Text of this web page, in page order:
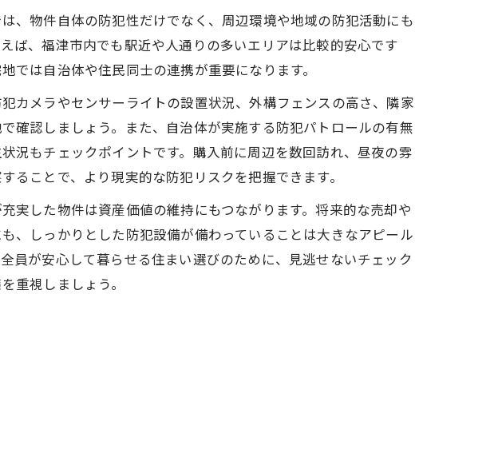
、物件自体の防犯性だけでなく、周辺環境や地域の防犯活動にも
ば、福津市内でも駅近や人通りの多いエリアは比較的安心です
では自治体や住民同士の連携が重要になります。
カメラやセンサーライトの設置状況、外構フェンスの高さ、隣家
確認しましょう。また、自治体が実施する防犯パトロールの有無
況もチェックポイントです。購入前に周辺を数回訪れ、昼夜の雰
ることで、より現実的な防犯リスクを把握できます。
実した物件は資産価値の維持にもつながります。将来的な売却や
、しっかりとした防犯設備が備わっていることは大きなアピール
員が安心して暮らせる住まい選びのために、見逃せないチェック
重視しましょう。